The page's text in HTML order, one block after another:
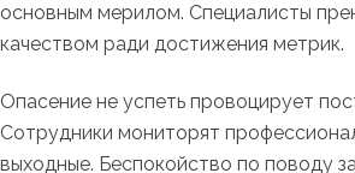
основным мерилом. Специалисты
качеством ради достижения метрик.
Опасение не успеть провоцирует
Сотрудники мониторят
выходные. Беспокойство по поводу